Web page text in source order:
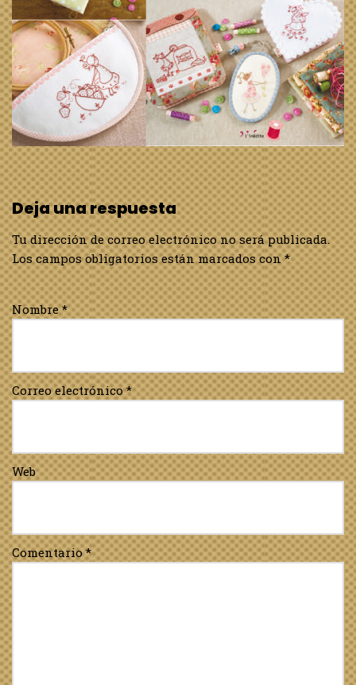
Deja una respuesta
Tu dirección de correo electrónico no será publicada.
Los campos obligatorios están marcados con*
Nombre*
Correo electrónico*
Web
Comentario*